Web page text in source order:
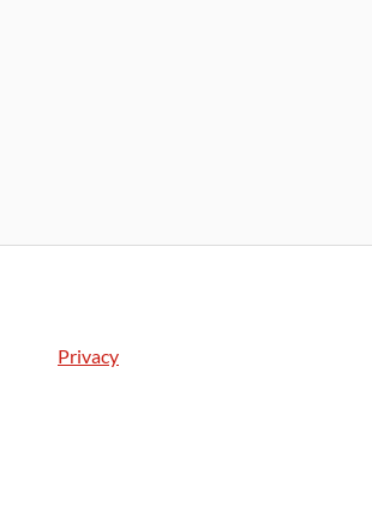
Privacy